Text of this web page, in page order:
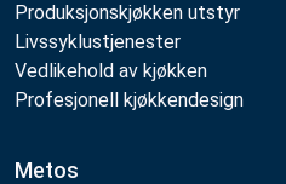
Produksjonskjøkken utstyr
Livssyklustjenester
Vedlikehold av kjøkken
Profesjonell kjøkkendesign
Metos